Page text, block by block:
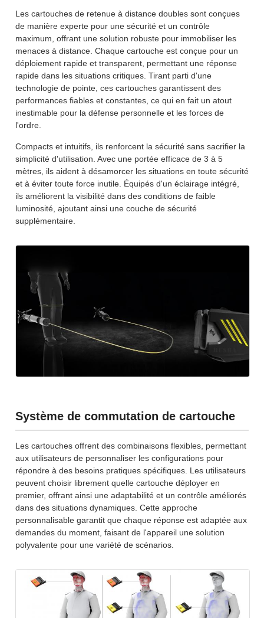
Les cartouches de retenue à distance doubles sont conçues
de manière experte pour une sécurité et un contrôle
maximum, offrant une solution robuste pour immobiliser les
menaces à distance. Chaque cartouche est conçue pour un
déploiement rapide et transparent, permettant une réponse
rapide dans les situations critiques. Tirant parti d'une
technologie de pointe, ces cartouches garantissent des
performances fiables et constantes, ce qui en fait un atout
inestimable pour la défense personnelle et les forces de
l'ordre.
Compacts et intuitifs, ils renforcent la sécurité sans sacrifier la
simplicité d'utilisation. Avec une portée efficace de 3 à 5
mètres, ils aident à désamorcer les situations en toute sécurité
et à éviter toute force inutile. Équipés d'un éclairage intégré,
ils améliorent la visibilité dans des conditions de faible
luminosité, ajoutant ainsi une couche de sécurité
supplémentaire.
Système de commutation de cartouche
Les cartouches offrent des combinaisons flexibles, permettant
aux utilisateurs de personnaliser les configurations pour
répondre à des besoins pratiques spécifiques. Les utilisateurs
peuvent choisir librement quelle cartouche déployer en
premier, offrant ainsi une adaptabilité et un contrôle améliorés
dans des situations dynamiques. Cette approche
personnalisable garantit que chaque réponse est adaptée aux
demandes du moment, faisant de l'appareil une solution
polyvalente pour une variété de scénarios.